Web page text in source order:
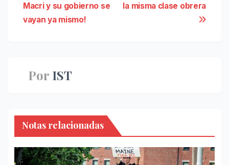
de
la misma clase obrera
Macri y su gobierno se
vayan ya mismo!
Por IST
Notas relacionadas